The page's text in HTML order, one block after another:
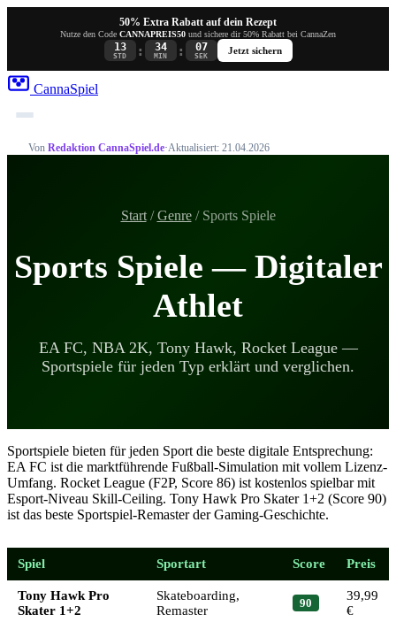
50% Extra Rabatt auf dein Rezept
Nutze den Code CANNAPREIS50 und sichere dir 50% Rabatt bei CannaZen
13
STD : 34
MIN : 06
SEK
Jetzt sichern
CannaSpiel
Von Redaktion CannaSpiel.de·Aktualisiert: 21.04.2026
Start/Genre/ Sports Spiele
Sports Spiele — Digitaler
Athlet
EA FC, NBA 2K, Tony Hawk, Rocket League —
Sportspiele für jeden Typ erklärt und verglichen.
Sportspiele bieten für jeden Sport die beste digitale Entsprechung:
EA FC ist die marktführende Fußball-Simulation mit vollem Lizenz-
Umfang. Rocket League (F2P, Score 86) ist kostenlos spielbar mit
Esport-Niveau Skill-Ceiling. Tony Hawk Pro Skater 1+2 (Score 90)
ist das beste Sportspiel-Remaster der Gaming-Geschichte.
Spiel Sportart Score Preis
Tony Hawk Pro
Skater 1+2
Skateboarding,
Remaster
90
39,99
€